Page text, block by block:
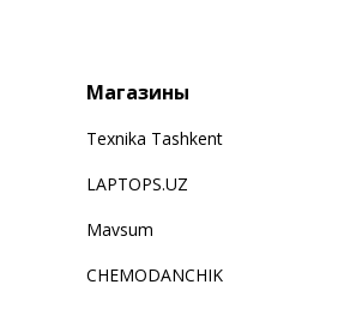
Магазины
Texnika Tashkent
LAPTOPS.UZ
Mavsum
CHEMODANCHIK